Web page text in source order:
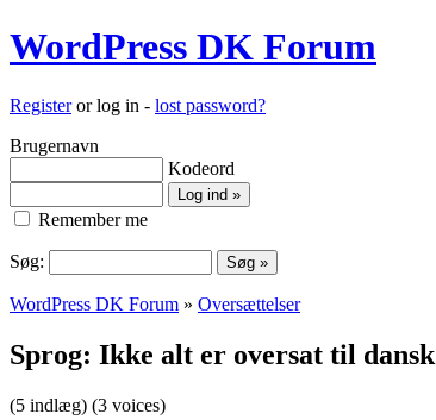
WordPress DK Forum
Registeror log in - lost password?
Brugernavn
Kodeord
Remember me
Søg:
WordPress DK Forum » Oversættelser
Sprog: Ikke alt er oversat til dansk
(5 indlæg) (3 voices)